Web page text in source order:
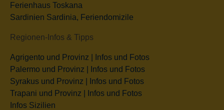
Ferienhaus Toskana
Sardinien Sardinia, Feriendomizile
Regionen-Infos & Tipps
Agrigento und Provinz | Infos und Fotos
Palermo und Provinz | Infos und Fotos
Syrakus und Provinz | Infos und Fotos
Trapani und Provinz | Infos und Fotos
Infos Sizilien